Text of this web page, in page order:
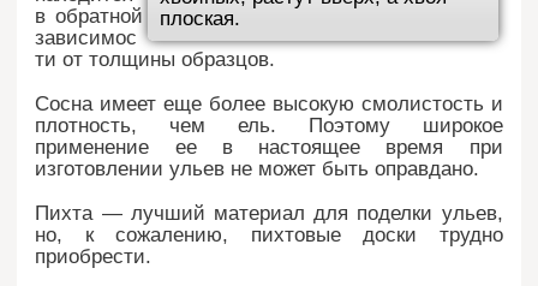
плоская.
в обратной
зависимос
ти от толщины образцов.
Сосна имеет еще более высокую смолистость и
плотность, чем ель. Поэтому широкое
применение ее в настоящее время при
изготовлении ульев не может быть оправдано.
Пихта — лучший материал для поделки ульев,
но, к сожалению, пихтовые доски трудно
приобрести.